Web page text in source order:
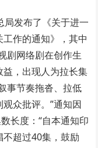
发布了《关于进一
作的通知》，其中
剧网络剧在创作生
，出现人为拉长集
事节奏拖沓、拉低
众批评。”通知因
长度：“自本通知印
超过40集，鼓励